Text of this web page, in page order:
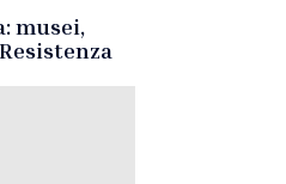
musei,